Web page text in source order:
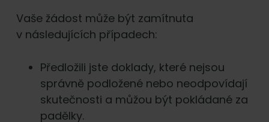
Vaše žádost může být zamítnuta
v následujících případech:
Předložili jste doklady, které nejsou
správně podložené nebo neodpovídají
skutečnosti a můžou být pokládané za
padělky.